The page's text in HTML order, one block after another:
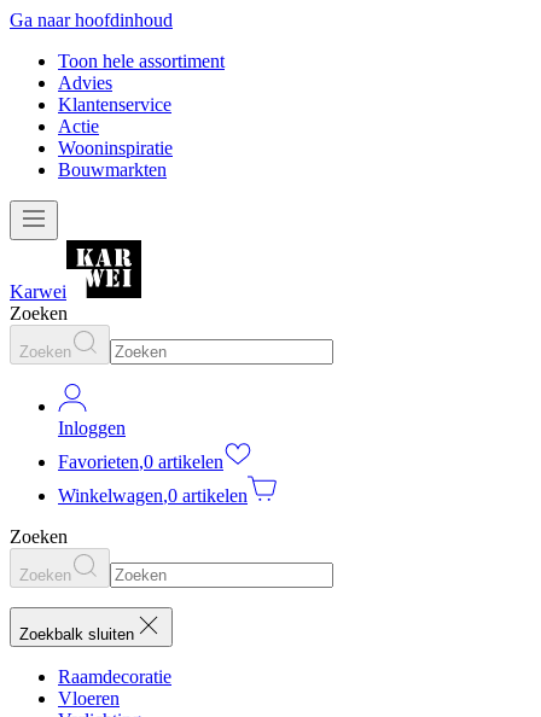
Ga naar hoofdinhoud
Toon hele assortiment
Advies
Klantenservice
Actie
Wooninspiratie
Bouwmarkten
Karwei
Zoeken
Zoeken
Inloggen
Favorieten,0 artikelen
Winkelwagen,0 artikelen
Zoeken
Zoeken
Zoekbalk sluiten
Raamdecoratie
Vloeren